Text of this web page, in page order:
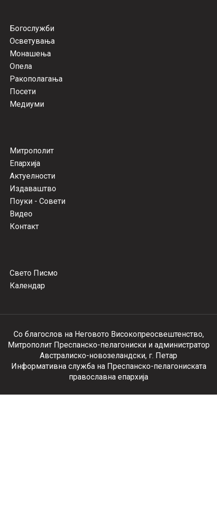
Богослужби
Осветувања
Монашења
Опела
Ракополагања
Посети
Медиуми
Митрополит
Епархија
Актуелности
Издаваштво
Поуки - Совети
Видео
Контакт
Свето Писмо
Календар
Со благослов на Неговото Високопреосвештенство,
Митрополит Преспанско-пелагониски и администратор
Австралиско-новозеландски, г. Петар
Информативна служба на Преспанско-пелагониската
православна епархија